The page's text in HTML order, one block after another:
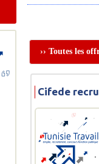
›› Toutes les
Cifede